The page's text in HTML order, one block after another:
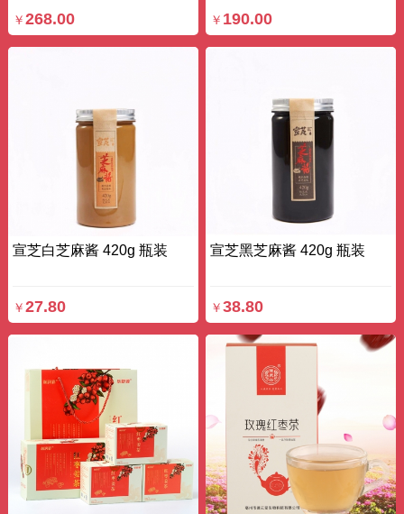
￥ 268.00 ￥ 190.00
宣芝白芝麻酱 420g 瓶装
￥ 27.80
宣芝黑芝麻酱 420g 瓶装
￥38.80